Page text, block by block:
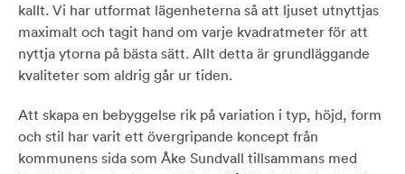
kallt. Vi har utformat lägenheterna så att ljuset utnyttjas
maximalt och tagit hand om varje kvadratmeter för att
nyttja ytorna på bästa sätt. Allt detta är grundläggande
kvaliteter som aldrig går ur tiden.
Att skapa en bebyggelse rik på variation i typ, höjd, form
och stil har varit ett övergripande koncept från
kommunens sida som Åke Sundvall tillsammans med